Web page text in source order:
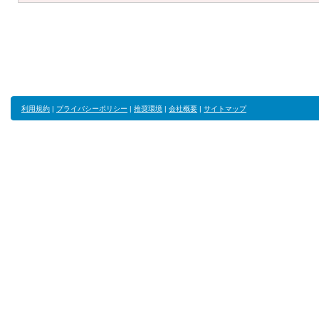
利用規約 | プライバシーポリシー | 推奨環境 | 会社概要 | サイトマップ